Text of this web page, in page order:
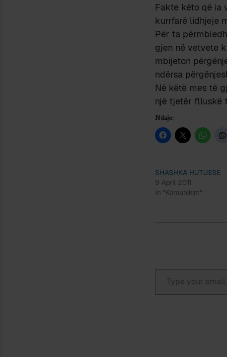
Fakte këto që ia
kurrfarë lidhjeje
Për ta
gjen në vetvete
mbijeton
ndërsa
Në këtë mes të
një tjetër flluskë
Ndaje:
SHASHKA HUTUESE
9 April 2011
In "Komunikim"
Type your email…